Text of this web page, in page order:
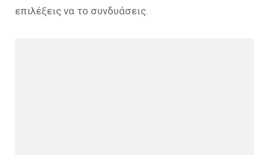
επιλέξεις να το συνδυάσεις.